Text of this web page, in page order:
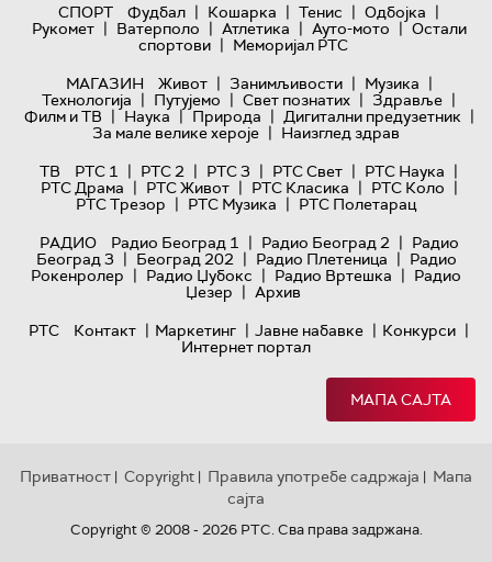
СПОРТ
Фудбал | Кошарка | Тенис | Одбојка |
Рукомет | Ватерполо | Атлетика | Ауто-мото | Остали
спортови | Меморијал РТС
МАГАЗИН
Живот | Занимљивости | Музика |
Технологијa | Путујемо | Свет познатих | Здравље |
Филм и ТВ | Наука | Природа | Дигитални предузетник |
За мале велике хероје | Наизглед здрав
ТВ
РТС 1 | РТС 2 | РТС 3 | РТС Свет | РТС Наука |
РТС Драма | РТС Живот | РТС Класика | РТС Коло |
РТС Трезор | РТС Музика | РТС Полетарац
РАДИО
Радио Београд 1 | Радио Београд 2 | Радио
Београд 3 | Београд 202 | Радио Плетеница | Радио
Рокенролер | Радио Џубокс | Радио Вртешка | Радио
Џезер | Архив
РТС
Контакт | Маркетинг | Јавне набавке | Конкурси |
Интернет портал
МАПА САЈТА
Приватност | Copyright | Правила употребе садржаја | Мапа
сајта
Copyright © 2008 - 2026 РТС. Сва права задржана.